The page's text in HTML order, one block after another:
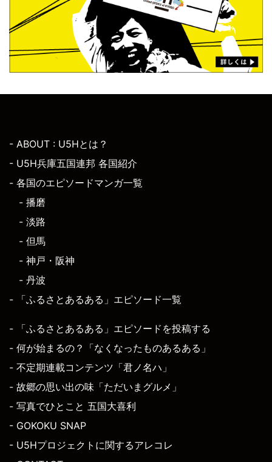
- ABOUT : U5Hとは？
- U5H兵庫五国連邦 各国紹介
- 各国のエピソードマンガ一覧
- 播磨
- 淡路
- 但馬
- 神戸・阪神
- 丹波
- 「ふるさとあるある」エピソード一覧
- 「ふるさとあるある」エピソードを投稿する
- 何が始まるの？「なくなったものあるある」
- 不定期連載コンテンツ「君ノ名ハ」
- 故郷の思い出の味「ただいまグルメ」
- 写真でひとこと 五国大喜利
- GOKOKU SNAP
- U5Hプロジェクトに関するアレコレ